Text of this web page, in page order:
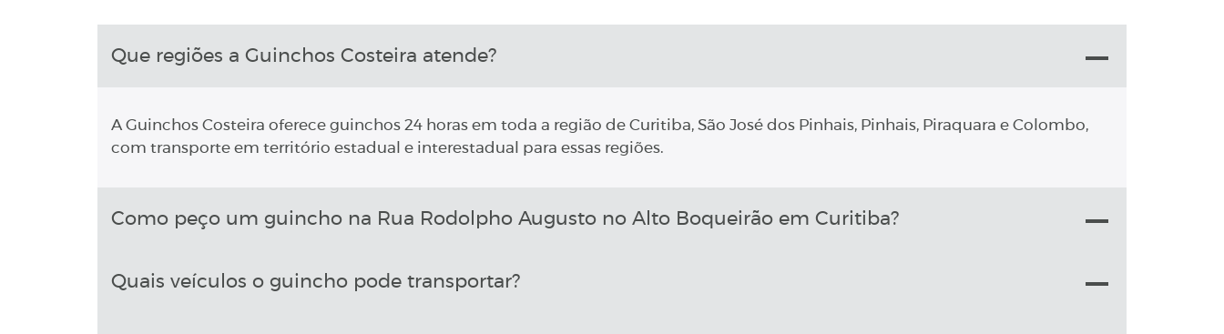
Que regiões a Guinchos Costeira atende?
A Guinchos Costeira oferece guinchos 24 horas em toda a região de Curitiba, São José dos Pinhais, Pinhais, Piraquara e Colombo,
com transporte em território estadual e interestadual para essas regiões.
Como peço um guincho na Rua Rodolpho Augusto no Alto Boqueirão em Curitiba?
Quais veículos o guincho pode transportar?